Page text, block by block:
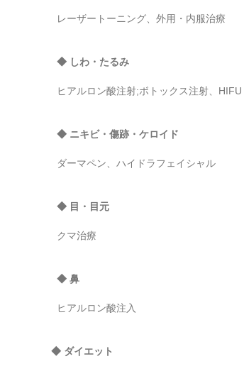
レーザートーニング、外用・内服治療
◆ しわ・たるみ
ヒアルロン酸注射;ボトックス注射、
◆ ニキビ・傷跡・ケロイド
ダーマペン、ハイドラフェイシャル
◆ 目・目元
クマ治療
◆ 鼻
ヒアルロン酸注入
◆ ダイエット